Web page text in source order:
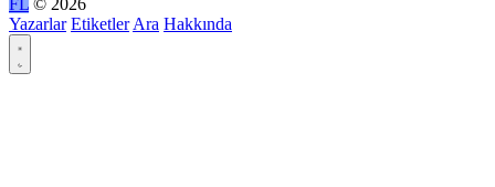
Yazarlar Etiketler Ara Hakkında